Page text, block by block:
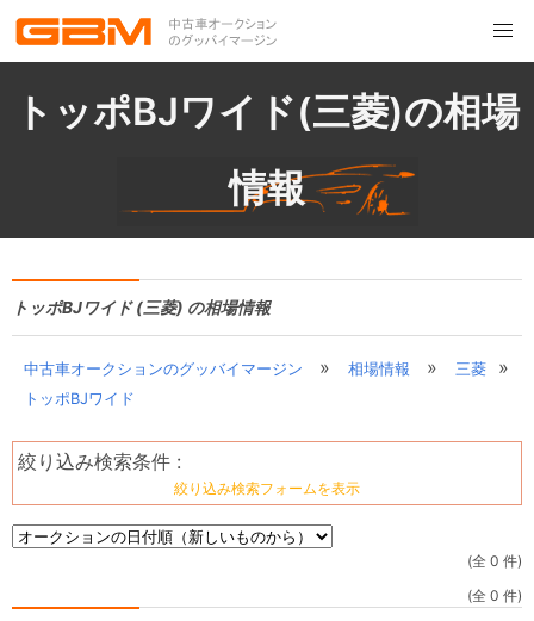
トッポBJワイド(三菱)の相場
情報
トッポBJワイド (三菱) の相場情報
中古車オークションのグッバイマージン » 相場情報 » 三菱 »
トッポBJワイド
絞り込み検索条件 :
絞り込み検索フォームを表示
(全 0 件)
(全 0 件)